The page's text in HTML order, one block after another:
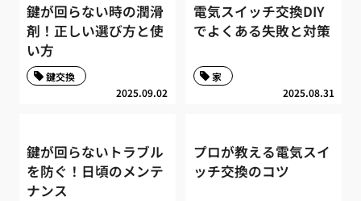
鍵が回らない時の潤滑
剤！正しい選び方と使
い方
2025.09.02
鍵交換
電気スイッチ交換DIY
でよくある失敗と対策
2025.08.31
家
鍵が回らないトラブル
を防ぐ！日頃のメンテ
ナンス
プロが教える電気スイ
ッチ交換のコツ